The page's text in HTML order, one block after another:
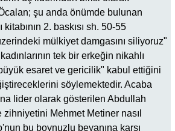
şu anda önümde bulunan
kitabının 2. baskısı sh. 50-55
mülkiyet damgasını siliyoruz"
tek bir erkeğin nikahlı
esaret ve gericilik" kabul ettiğini
söylemektedir. Acaba
lider olarak gösterilen Abdullah
zihniyetini Mehmet Metiner nasıl
bu boynuzlu beyanına karşı